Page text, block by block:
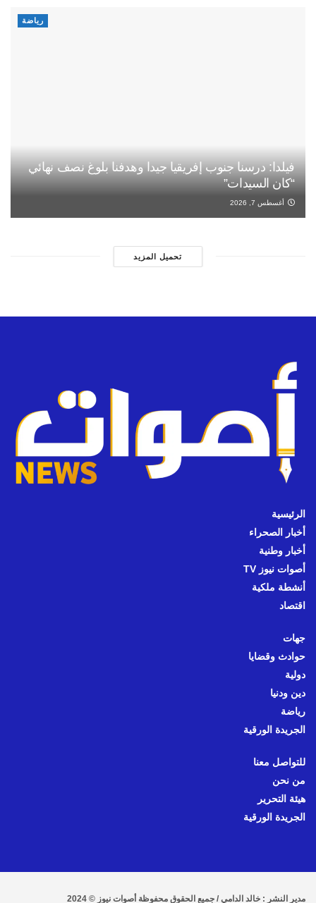
رياضة
فيلدا: درسنا جنوب إفريقيا جيدا وهدفنا بلوغ نصف نهائي
“كان السيدات”
أغسطس 7, 2026
تحميل المزيد
الرئيسية
أخبار الصحراء
أخبار وطنية
أصوات نيوز TV
أنشطة ملكية
اقتصاد
جهات
حوادث وقضايا
دولية
دين ودنيا
رياضة
الجريدة الورقية
للتواصل معنا
من نحن
هيئة التحرير
الجريدة الورقية
مدير النشر : خالد الدامي / جميع الحقوق محفوظة أصوات نيوز © 2024